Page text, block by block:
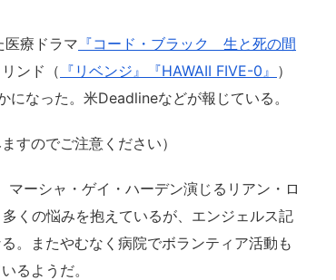
医療ドラマ 『コード・ブラック 生と死の間
ンド（ 『リベンジ』 『HAWAII FIVE-0』 ）
なった。米Deadlineなどが報じている。
すのでご注意ください）
ーシャ・ゲイ・ハーデン演じるリアン・ロ
くの悩みを抱えているが、エンジェルス記
。またやむなく病院でボランティア活動も
るようだ。